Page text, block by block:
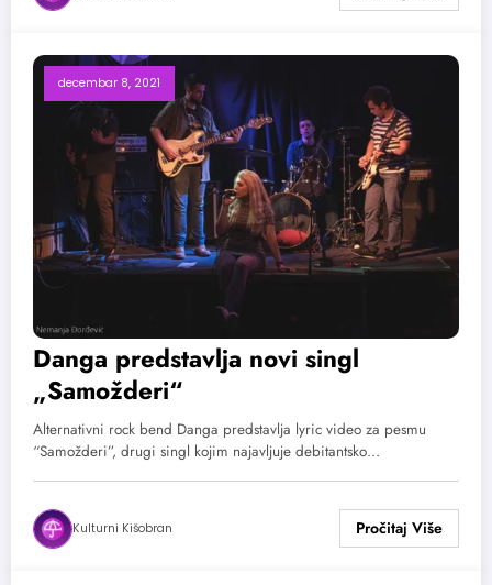
decembar 8, 2021
Danga predstavlja novi singl
„Samožderi“
Alternativni rock bend Danga predstavlja lyric video za pesmu
“Samožderi”, drugi singl kojim najavljuje debitantsko…
Kulturni Kišobran